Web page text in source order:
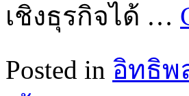
เชิงธุรกิจได้ …
Posted in อิทธิพ